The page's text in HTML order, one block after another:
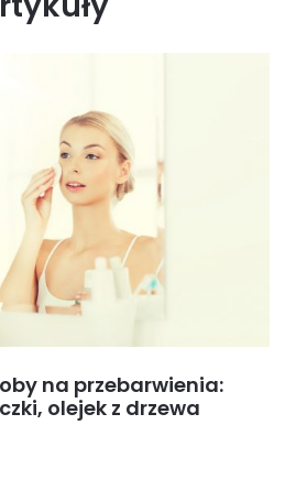
na przebarwienia:
olejek z drzewa